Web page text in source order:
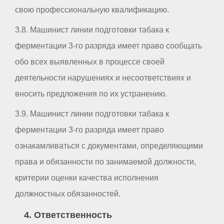
свою профессиональную квалификацию.
3.8. Машинист линии подготовки табака к
ферментации 3-го разряда имеет право сообщать
обо всех выявленных в процессе своей
деятельности нарушениях и несоответствиях и
вносить предложения по их устранению.
3.9. Машинист линии подготовки табака к
ферментации 3-го разряда имеет право
ознакамливаться с документами, определяющими
права и обязанности по занимаемой должности,
критерии оценки качества исполнения
должностных обязанностей.
4. Ответственность